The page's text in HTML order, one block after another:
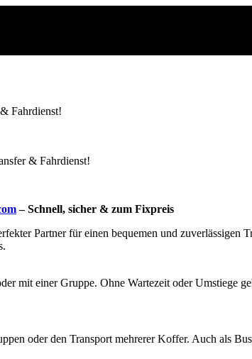
Fahrdienst!
& Fahrdienst!
– Schnell, sicher & zum Fixpreis
Partner für einen bequemen und zuverlässigen
mit einer Gruppe. Ohne Wartezeit oder Umstiege
oder den Transport mehrerer Koffer. Auch als